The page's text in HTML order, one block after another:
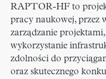
RAPTOR-HF to
pracy naukowej, przez
zarządzanie
wykorzystanie
zdolności do
oraz skutecznego